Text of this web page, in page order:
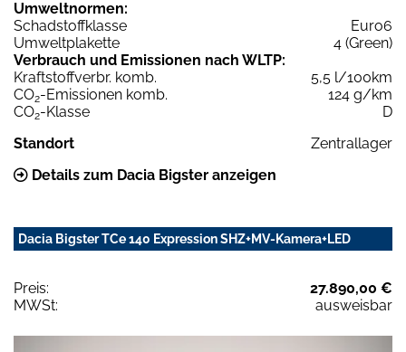
Umweltnormen:
Schadstoffklasse
Euro6
Umweltplakette
4 (Green)
Verbrauch und Emissionen nach WLTP:
Kraftstoffverbr. komb.
5,5 l/100km
CO2-Emissionen komb.
124 g/km
CO2-Klasse
D
Standort
Zentrallager
Details zum Dacia Bigster anzeigen
Dacia Bigster TCe 140 Expression SHZ+MV-Kamera+LED
Preis:
27.890,00 €
MWSt:
ausweisbar